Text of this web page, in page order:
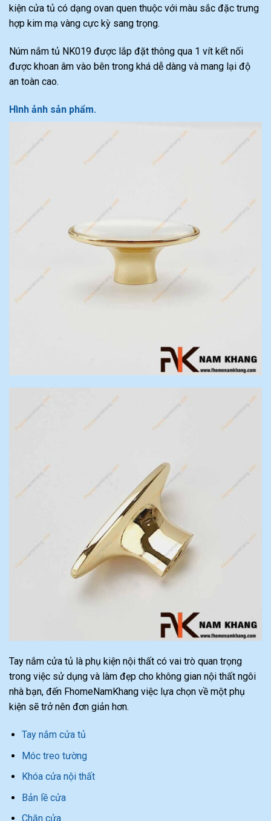
kiện cửa tủ có dạng ovan quen thuộc với màu sắc đặc trưng
hợp kim mạ vàng cực kỳ sang trọng.
Núm nắm tủ NK019 được lắp đặt thông qua 1 vít kết nối
được khoan âm vào bên trong khá dễ dàng và mang lại độ
an toàn cao.
Hình ảnh sản phẩm.
Tay nắm cửa tủ là phụ kiện nội thất có vai trò quan trọng
trong việc sử dụng và làm đẹp cho không gian nội thất ngôi
nhà bạn, đến FhomeNamKhang việc lựa chọn về một phụ
kiện sẽ trở nên đơn giản hơn.
Tay nắm cửa tủ
Móc treo tường
Khóa cửa nội thất
Bản lề cửa
Chặn cửa